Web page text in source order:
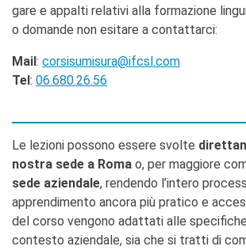
gare e appalti relativi alla formazione
o domande non esitare a contattarci:
Mail: corsisumisura@ifcsl.com
Tel: 06.680.26.56
Le lezioni possono essere svolte
nostra sede a Roma o, per maggiore
sede aziendale, rendendo l’intero
apprendimento ancora più pratico e
del corso vengono adattati alle
contesto aziendale, sia che si tratti di